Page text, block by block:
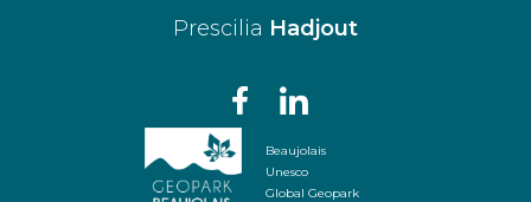
Prescilia Hadjout
Beaujolais
Unesco
Global Geopark